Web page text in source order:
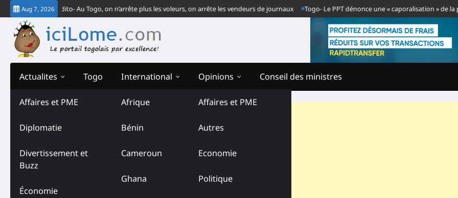
Skip
to
content
Aug 7, 2026
Édito- Au Togo, on n’arrête plus les voleurs, on arrête les vendeurs de journaux Togo- Le PPT dénonce une « caporalisation » de la
Actualites
Affaires et PME
Diplomatie
Divertissement et
Buzz
Économie
Togo International
Afrique
Bénin
Cameroun
Ghana
Opinions
Affaires et PME
Autres
Economie
Politique
Conseil des ministres